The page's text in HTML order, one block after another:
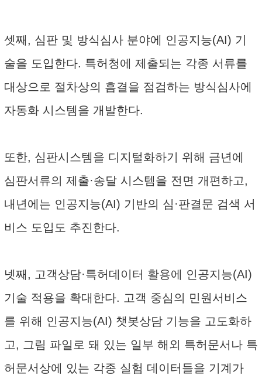
셋째, 심판 및 방식심사 분야에 인공지능(AI) 기
술을 도입한다. 특허청에 제출되는 각종 서류를
대상으로 절차상의 흠결을 점검하는 방식심사에
자동화 시스템을 개발한다.
또한, 심판시스템을 디지털화하기 위해 금년에
심판서류의 제출·송달 시스템을 전면 개편하고,
내년에는 인공지능(AI) 기반의 심·판결문 검색 서
비스 도입도 추진한다.
넷째, 고객상담·특허데이터 활용에 인공지능(AI)
기술 적용을 확대한다. 고객 중심의 민원서비스
를 위해 인공지능(AI) 챗봇상담 기능을 고도화하
고, 그림 파일로 돼 있는 일부 해외 특허문서나 특
허문서상에 있는 각종 실험 데이터들을 기계가